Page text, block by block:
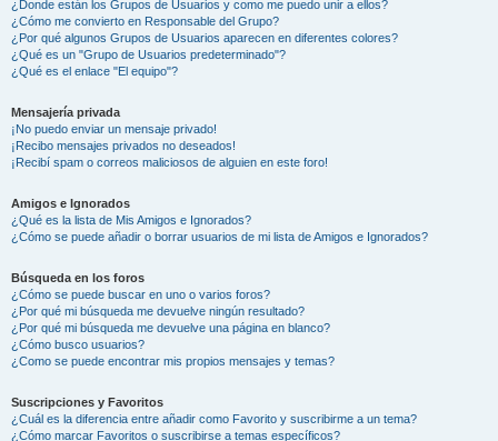
¿Donde están los Grupos de Usuarios y como me puedo unir a ellos?
¿Cómo me convierto en Responsable del Grupo?
¿Por qué algunos Grupos de Usuarios aparecen en diferentes colores?
¿Qué es un "Grupo de Usuarios predeterminado"?
¿Qué es el enlace "El equipo"?
Mensajería privada
¡No puedo enviar un mensaje privado!
¡Recibo mensajes privados no deseados!
¡Recibí spam o correos maliciosos de alguien en este foro!
Amigos e Ignorados
¿Qué es la lista de Mis Amigos e Ignorados?
¿Cómo se puede añadir o borrar usuarios de mi lista de Amigos e Ignorados?
Búsqueda en los foros
¿Cómo se puede buscar en uno o varios foros?
¿Por qué mi búsqueda me devuelve ningún resultado?
¿Por qué mi búsqueda me devuelve una página en blanco?
¿Cómo busco usuarios?
¿Como se puede encontrar mis propios mensajes y temas?
Suscripciones y Favoritos
¿Cuál es la diferencia entre añadir como Favorito y suscribirme a un tema?
¿Cómo marcar Favoritos o suscribirse a temas específicos?